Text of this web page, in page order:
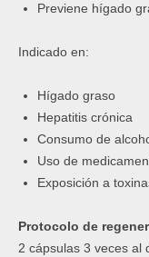
Previene hígado
Indicado en:
Hígado graso
Hepatitis crónica
Consumo de
Uso de
Exposición a
Protocolo de
2 cápsulas 3 veces al